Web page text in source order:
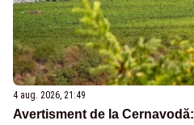
4 aug. 2026, 21:49
Avertisment de la